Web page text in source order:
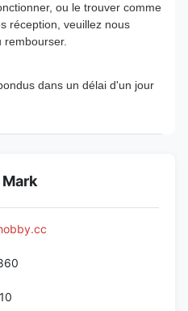
ou le trouver comme
réception, veuillez nous
dans un délai d'un jour
Mark